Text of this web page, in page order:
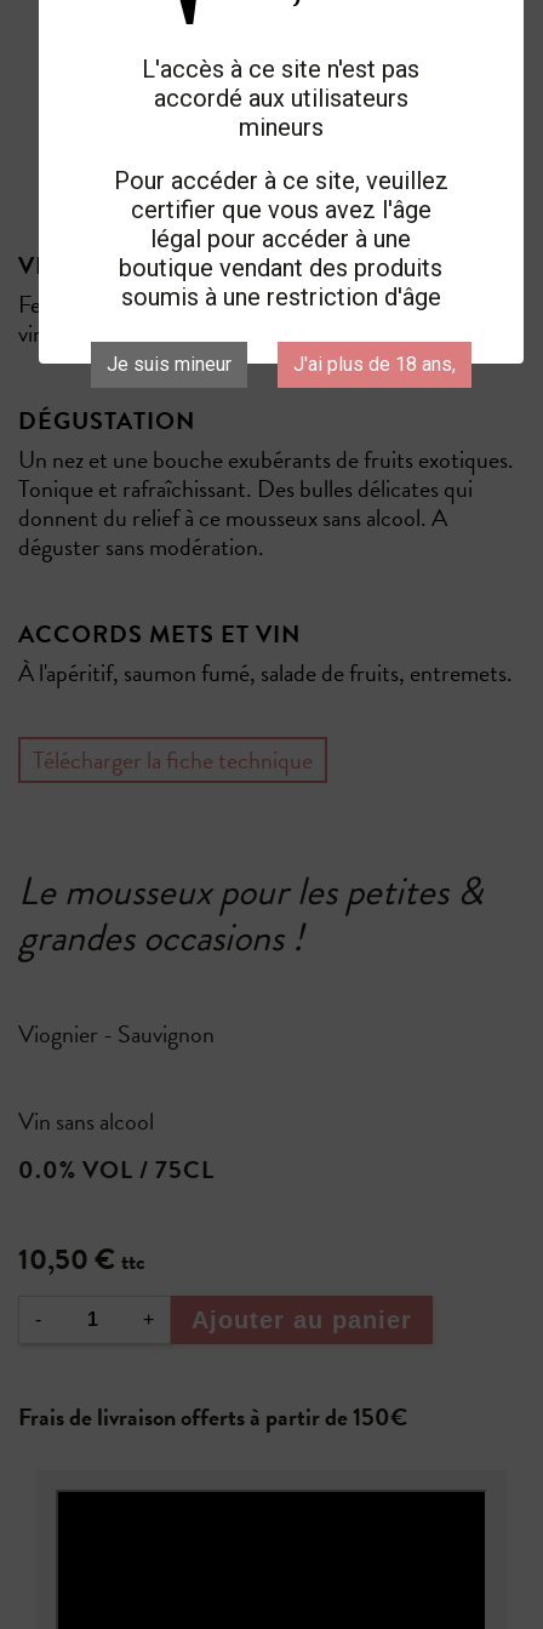
L'accès à ce site n'est pas
accordé aux utilisateurs
mineurs
Pour accéder à ce site, veuillez
certifier que vous avez l'âge
légal pour accéder à une
boutique vendant des produits
soumis à une restriction d'âge
Je suis mineur J'ai plus de 18 ans,
VINIFICATION & ÉLEVAGE
Fermentation alcoolique entre 15°C et 18°C. Une fois
vinifié, le vin est désalcoolisé par évaporation sous vide.
DÉGUSTATION
Un nez et une bouche exubérants de fruits exotiques.
Tonique et rafraîchissant. Des bulles délicates qui
donnent du relief à ce mousseux sans alcool. A
déguster sans modération.
ACCORDS METS ET VIN
À l'apéritif, saumon fumé, salade de fruits, entremets.
Télécharger la fiche technique
Le mousseux pour les petites &
grandes occasions !
Viognier - Sauvignon
Vin sans alcool
0.0% VOL / 75CL
10,50 € ttc
- + Ajouter au panier
Frais de livraison offerts à partir de 150€